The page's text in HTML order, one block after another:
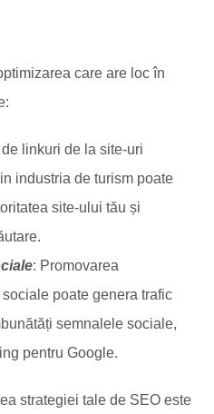
care are loc în
linkuri de la site-uri
industria de turism poate
site-ului tău și
: Promovarea
poate genera trafic
semnalele sociale,
pentru Google.
strategiei tale de SEO este